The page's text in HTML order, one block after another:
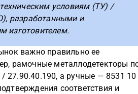
условиям (ТУ) /
разработанными и
изготовителем.
важно правильно ее
рамочные металлодетекторы
а ручные — 8531 10
соответствия и